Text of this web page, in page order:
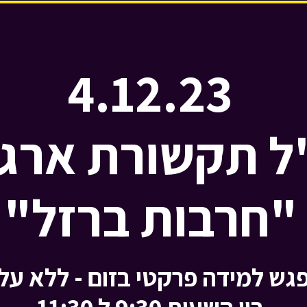
4.12.23
תקשורת
"חרבות ברזל"
למידה פרקטי בזום - ללא